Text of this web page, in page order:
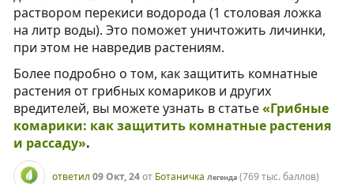
раствором перекиси водорода (1 столовая ложка
на литр воды). Это поможет уничтожить личинки,
при этом не навредив растениям.
Более подробно о том, как защитить комнатные
растения от грибных комариков и других
вредителей, вы можете узнать в статье«Грибные
комарики: как защитить комнатные растения
и рассаду».
ответил 09 Окт, 24от Ботаничка Легенда (769 тыс.баллов)